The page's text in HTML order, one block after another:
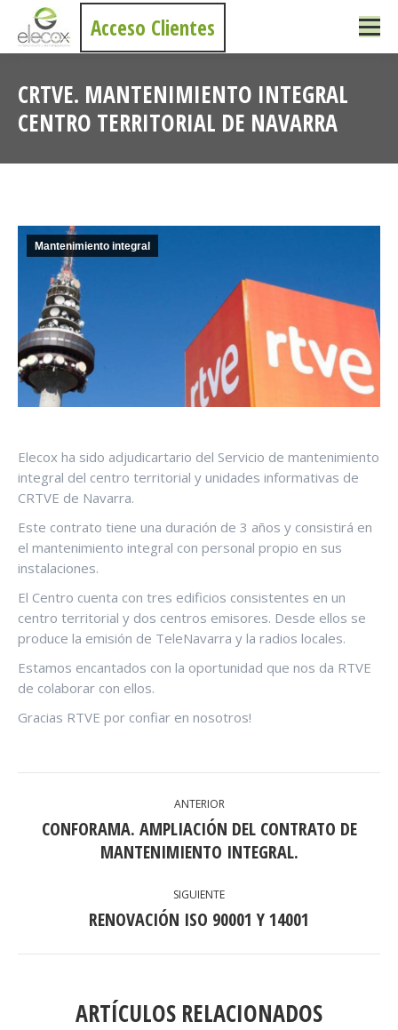
Acceso Clientes
CRTVE. MANTENIMIENTO INTEGRAL
CENTRO TERRITORIAL DE NAVARRA
Mantenimiento integral
Elecox ha sido adjudicartario del Servicio de mantenimiento
integral del centro territorial y unidades informativas de
CRTVE de Navarra.
Este contrato tiene una duración de 3 años y consistirá en
el mantenimiento integral con personal propio en sus
instalaciones.
El Centro cuenta con tres edificios consistentes en un
centro territorial y dos centros emisores. Desde ellos se
produce la emisión de TeleNavarra y la radios locales.
Estamos encantados con la oportunidad que nos da RTVE
de colaborar con ellos.
Gracias RTVE por confiar en nosotros!
ENTRE
PUBLICACIONES
ANTERIOR
Publicación
anterior:
CONFORAMA. AMPLIACIÓN DEL CONTRATO DE
MANTENIMIENTO INTEGRAL.
SIGUIENTE
Publicación
RENOVACIÓN ISO 90001 Y 14001
ARTÍCULOS RELACIONADOS